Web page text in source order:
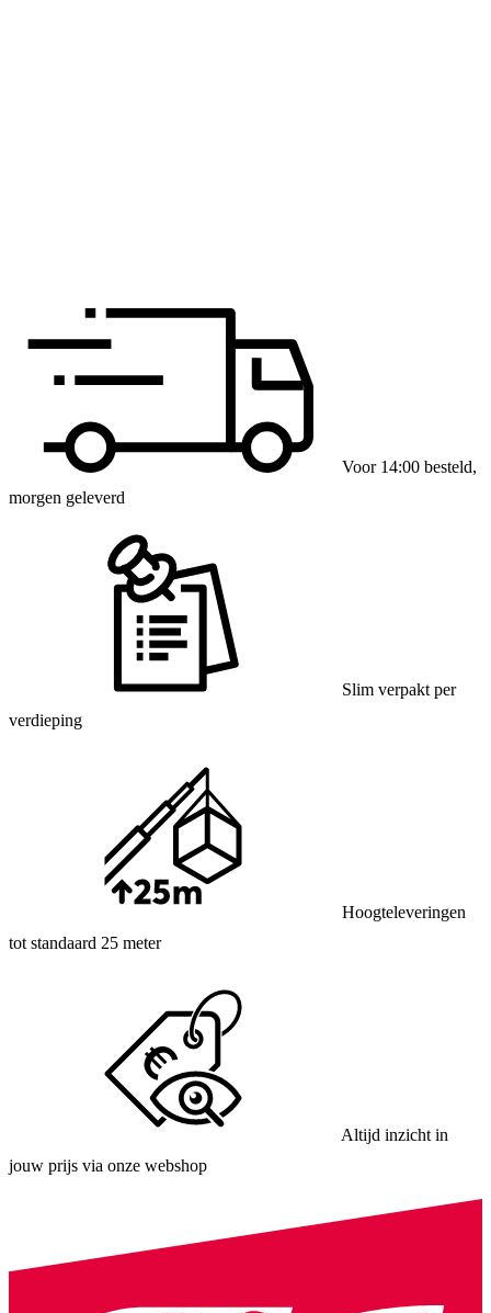
Voor 14:00 besteld,
morgen geleverd
Slim verpakt per
verdieping
Hoogteleveringen
tot standaard 25 meter
Altijd inzicht in
jouw prijs via onze webshop